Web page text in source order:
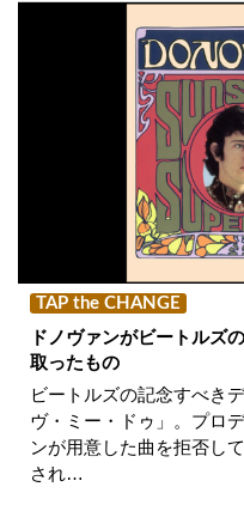
TAP the CHANGE
ドノヴァンがビートルズ
取ったもの
ビートルズの記念すべき
ヴ・ミー・ドゥ」。プロ
ンが用意した曲を拒否し
され…